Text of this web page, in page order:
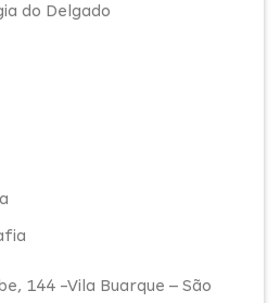
do Delgado
144 -Vila Buarque – São